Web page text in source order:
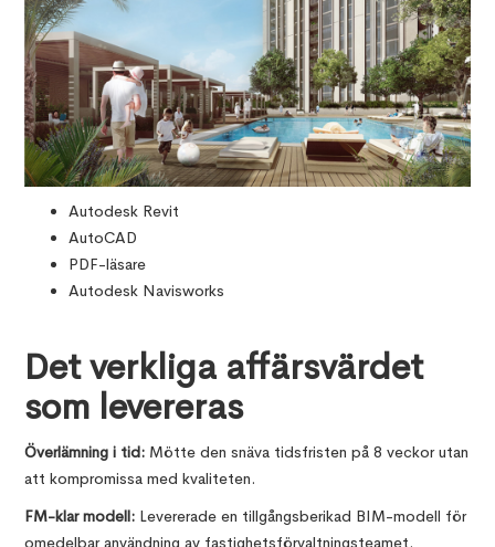
Autodesk Revit
AutoCAD
PDF-läsare
Autodesk Navisworks
Det verkliga affärsvärdet
som levereras
Överlämning i tid: Mötte den snäva tidsfristen på 8 veckor utan
att kompromissa med kvaliteten.
FM-klar modell: Levererade en tillgångsberikad BIM-modell för
omedelbar användning av fastighetsförvaltningsteamet.